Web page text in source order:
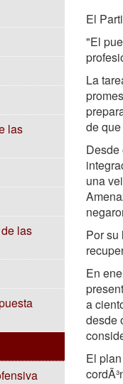
las
las
El
"El
La
de
Desde
una
Por su
En
a
desde
El